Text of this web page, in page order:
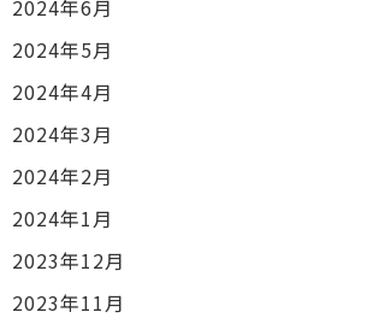
2024年6月
2024年5月
2024年4月
2024年3月
2024年2月
2024年1月
2023年12月
2023年11月